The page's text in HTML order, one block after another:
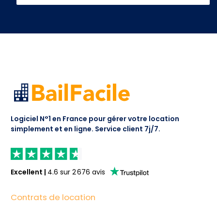
Logiciel N°1 en France pour gérer votre location
simplement et en ligne. Service client 7j/7.
Excellent | 4.6 sur2 676 avis
Contrats de location